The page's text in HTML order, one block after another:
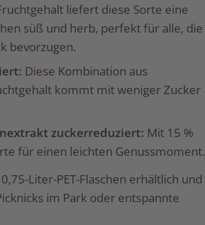
liefert diese Sorte eine
süß und herb, perfekt für alle, die
bevorzugen.
Diese Kombination aus
kommt mit weniger Zucker
zuckerreduziert: Mit 15 %
für einen leichten Genussmoment.
Liter-PET-Flaschen erhältlich und
im Park oder entspannte